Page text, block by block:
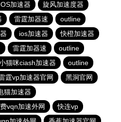
加速器
旋风加速度器
雷霆加器速
outline
ios加速器
快橙加速器
雷霆加器速
outline
猫咪ciash加速器
outline
霆vp加速器官网
黑洞官网
猫加速器
vqn加速外网
快连vp